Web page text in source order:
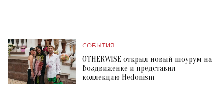
СОБЫТИЯ
OTHERWISE открыл новый шоурум на
Воздвиженке и представил
коллекцию Hedonism